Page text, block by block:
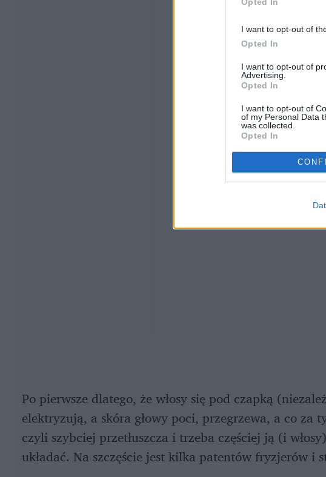
I want to opt-out of
Opted In
I want to opt-out of
Advertising.
Opted In
I want to opt-out of
of my Personal Data
was collected.
Opted In
Po pierwsze dlatego, że włosy się pod czapką
elektryzują, a skóra głowy poci, przegrzewa, a co za
czyli szybciej przetłuszcza i trzeba częściej ją (i
układać. Na szczęście jest kilka patentów fryzjerów